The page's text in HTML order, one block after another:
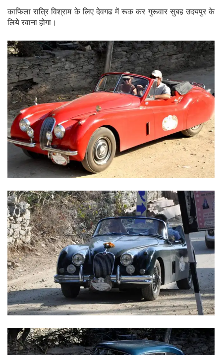
काफिला रात्रि विश्राम के लिए देवगढ में रूक कर गुरूवार सुबह उदयपुर के
लिये रवाना होगा।